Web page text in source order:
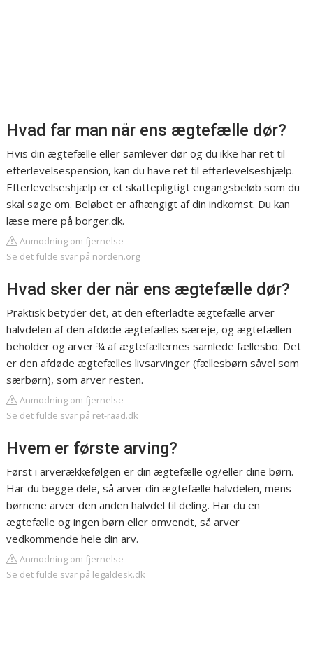
Hvad far man når ens ægtefælle dør?
Hvis din ægtefælle eller samlever dør og du ikke har ret til
efterlevelsespension, kan du have ret til efterlevelseshjælp.
Efterlevelseshjælp er et skattepligtigt engangsbeløb som du
skal søge om. Beløbet er afhængigt af din indkomst. Du kan
læse mere på borger.dk.
Anmodning om fjernelse
Se det fulde svar på norden.org
Hvad sker der når ens ægtefælle dør?
Praktisk betyder det, at den efterladte ægtefælle arver
halvdelen af den afdøde ægtefælles særeje, og ægtefællen
beholder og arver ¾ af ægtefællernes samlede fællesbo. Det
er den afdøde ægtefælles livsarvinger (fællesbørn såvel som
særbørn), som arver resten.
Anmodning om fjernelse
Se det fulde svar på ret-raad.dk
Hvem er første arving?
Først i arverækkefølgen er din ægtefælle og/eller dine børn.
Har du begge dele, så arver din ægtefælle halvdelen, mens
børnene arver den anden halvdel til deling. Har du en
ægtefælle og ingen børn eller omvendt, så arver
vedkommende hele din arv.
Anmodning om fjernelse
Se det fulde svar på legaldesk.dk